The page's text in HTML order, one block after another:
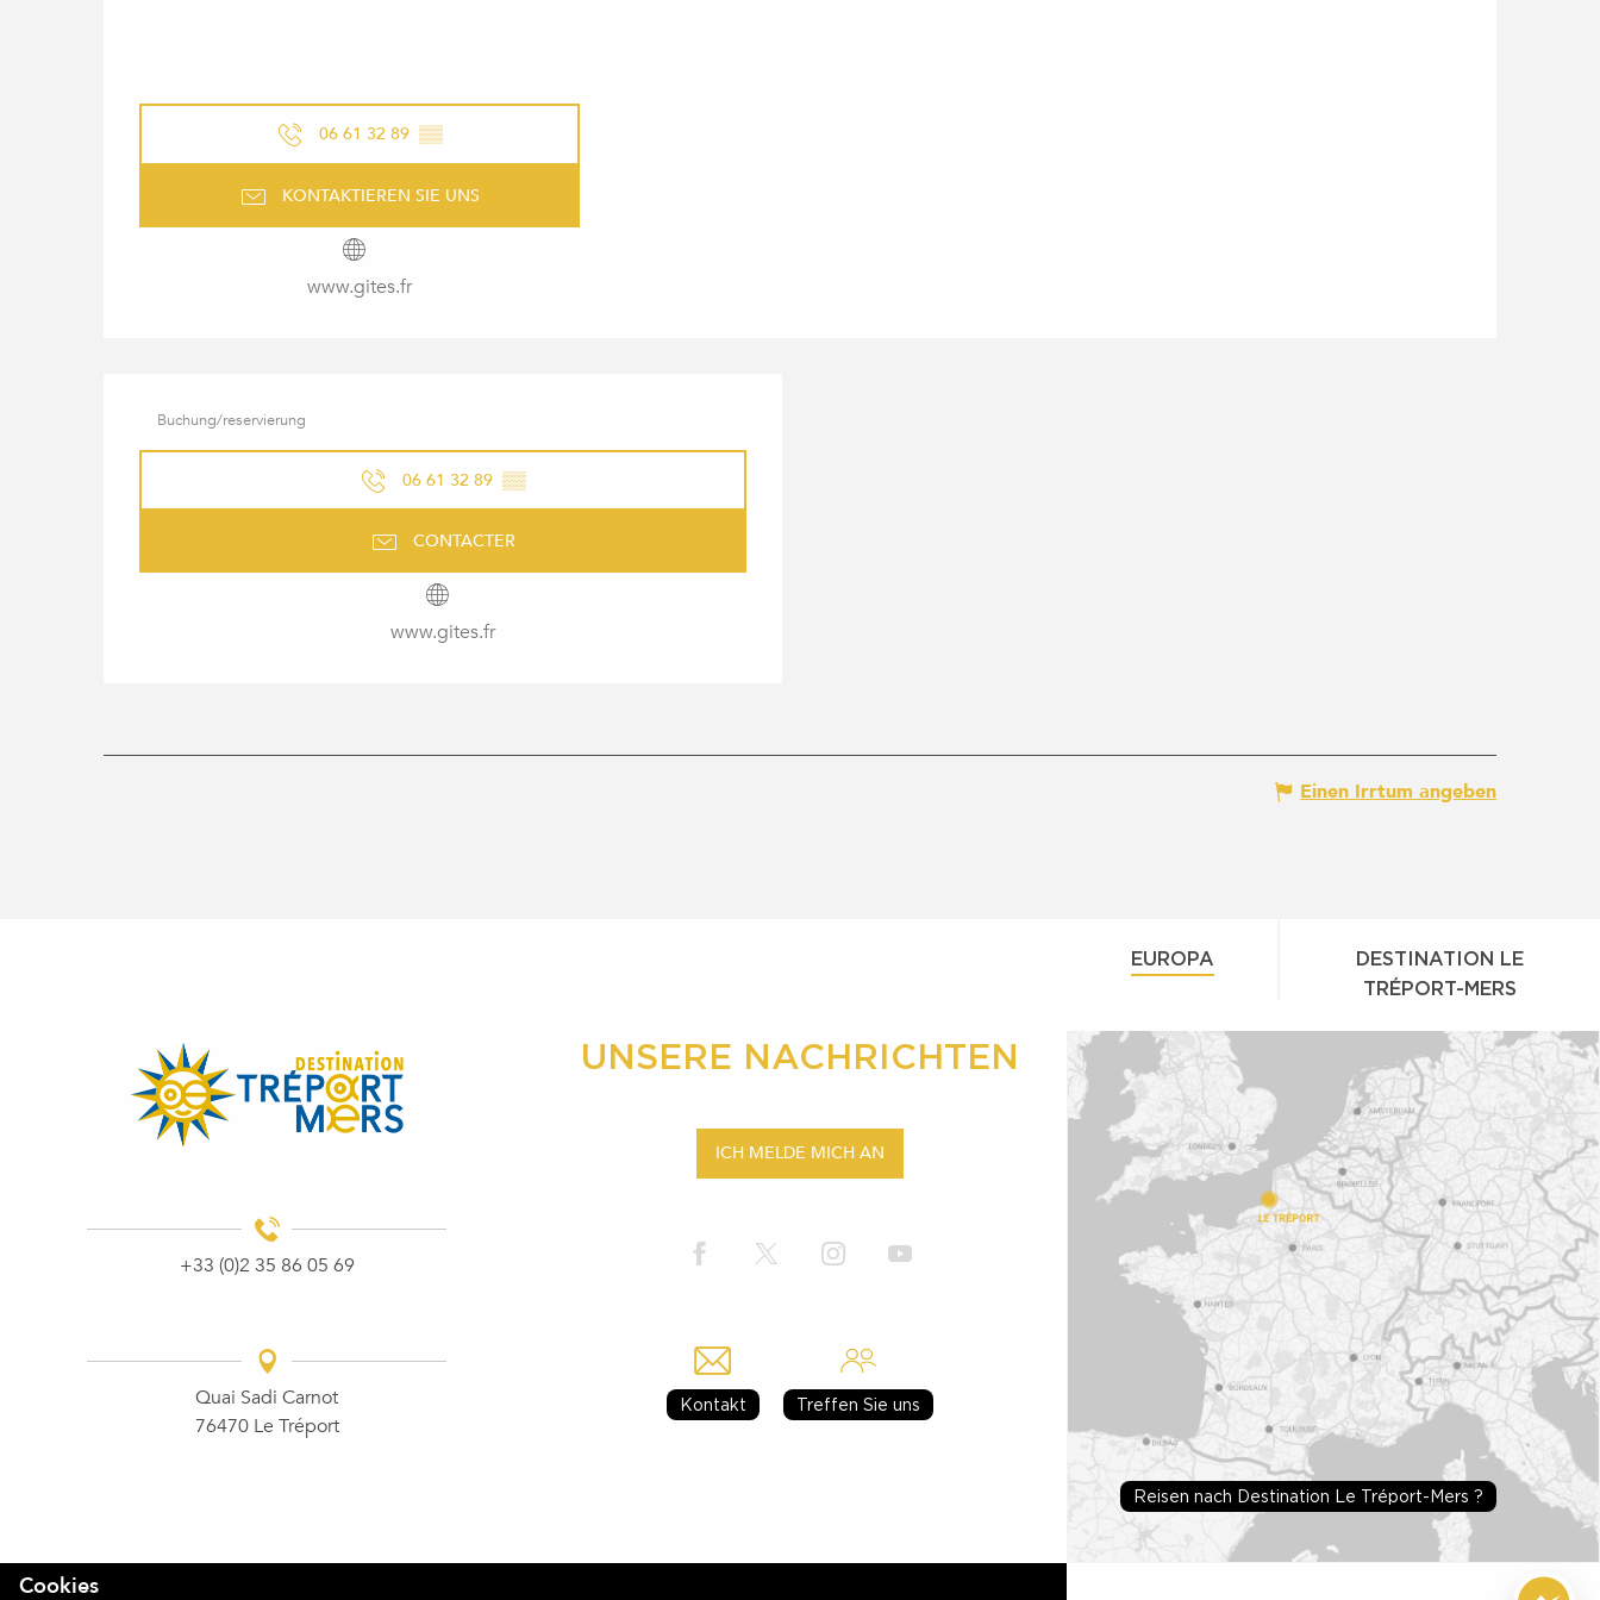
06 61 32 89 ▒▒
KONTAKTIEREN SIE UNS
www.gites.fr
Buchung/reservierung
06 61 32 89 ▒▒
CONTACTER
www.gites.fr
Einen Irrtum angeben
+33 (0)2 35 86 05 69
Quai Sadi Carnot
76470 Le Tréport
UNSERE NACHRICHTEN
ICH MELDE MICH AN
Kontakt Treffen Sie uns
EUROPA
DESTINATION LE
TRÉPORT-MERS
Reisen nach Destination Le Tréport-Mers ?
Cookies